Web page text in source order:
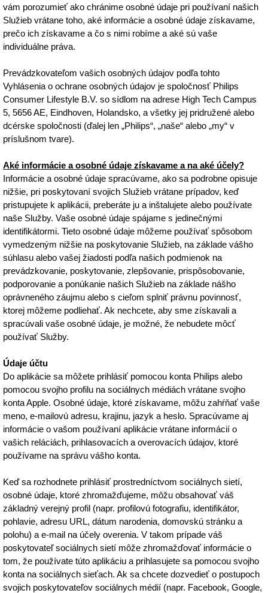
vám porozumieť ako chránime osobné údaje pri používaní našich
Služieb vrátane toho, aké informácie a osobné údaje získavame,
prečo ich získavame a čo s nimi robíme a aké sú vaše
individuálne práva.
Prevádzkovateľom vašich osobných údajov podľa tohto
Vyhlásenia o ochrane osobných údajov je spoločnosť Philips
Consumer Lifestyle B.V. so sídlom na adrese High Tech Campus
5, 5656 AE, Eindhoven, Holandsko, a všetky jej pridružené alebo
dcérske spoločnosti (ďalej len „Philips“, „naše“ alebo „my“ v
príslušnom tvare).
Aké informácie a osobné údaje získavame a na aké účely?
Informácie a osobné údaje spracúvame, ako sa podrobne opisuje
nižšie, pri poskytovaní svojich Služieb vrátane prípadov, keď
pristupujete k aplikácii, preberáte ju a inštalujete alebo používate
naše Služby. Vaše osobné údaje spájame s jedinečnými
identifikátormi. Tieto osobné údaje môžeme používať spôsobom
vymedzeným nižšie na poskytovanie Služieb, na základe vášho
súhlasu alebo vašej žiadosti podľa našich podmienok na
prevádzkovanie, poskytovanie, zlepšovanie, prispôsobovanie,
podporovanie a ponúkanie našich Služieb na základe nášho
oprávneného záujmu alebo s cieľom splniť právnu povinnosť,
ktorej môžeme podliehať. Ak nechcete, aby sme získavali a
spracúvali vaše osobné údaje, je možné, že nebudete môcť
používať Služby.
Údaje účtu
Do aplikácie sa môžete prihlásiť pomocou konta Philips alebo
pomocou svojho profilu na sociálnych médiách vrátane svojho
konta Apple. Osobné údaje, ktoré získavame, môžu zahŕňať vaše
meno, e-mailovú adresu, krajinu, jazyk a heslo. Spracúvame aj
informácie o vašom používaní aplikácie vrátane informácií o
vašich reláciách, prihlasovacích a overovacích údajov, ktoré
používame na správu vášho konta.
Keď sa rozhodnete prihlásiť prostredníctvom sociálnych sietí,
osobné údaje, ktoré zhromažďujeme, môžu obsahovať váš
základný verejný profil (napr. profilovú fotografiu, identifikátor,
pohlavie, adresu URL, dátum narodenia, domovskú stránku a
polohu) a e-mail na účely overenia. V takom prípade váš
poskytovateľ sociálnych sietí môže zhromažďovať informácie o
tom, že používate túto aplikáciu a prihlasujete sa pomocou svojho
konta na sociálnych sieťach. Ak sa chcete dozvedieť o postupoch
svojich poskytovateľov sociálnych médií (napr. Facebook, Google,